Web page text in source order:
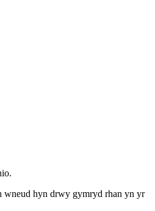
wneud hyn drwy gymryd rhan yn yr